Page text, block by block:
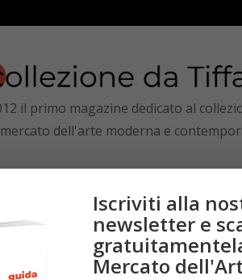
il primo magazine dedicato al
dell'arte moderna e
Iscriviti alla
newsletter e
Mercato